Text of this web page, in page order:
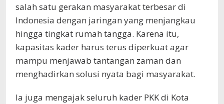
salah satu gerakan masyarakat terbesar di
Indonesia dengan jaringan yang menjangkau
hingga tingkat rumah tangga. Karena itu,
kapasitas kader harus terus diperkuat agar
mampu menjawab tantangan zaman dan
menghadirkan solusi nyata bagi masyarakat.
Ia juga mengajak seluruh kader PKK di Kota